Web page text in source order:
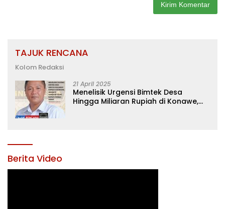
TAJUK RENCANA
Kolom Redaksi
21 April 2025
Menelisik Urgensi Bimtek Desa
Hingga Miliaran Rupiah di Konawe,
Berita Video